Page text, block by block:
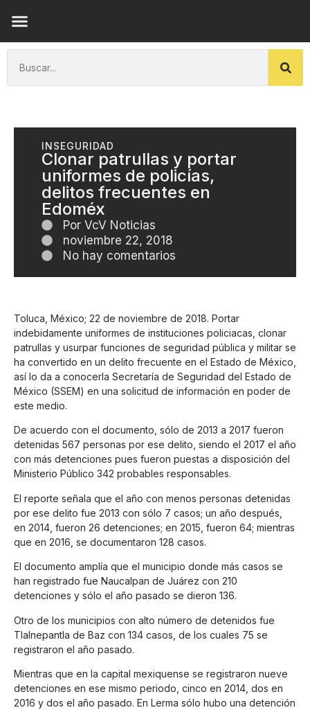
INSEGURIDAD
Clonar patrullas y portar
uniformes de policías,
delitos frecuentes en
Edoméx
Por VcV Noticias
noviembre 22, 2018
No hay comentarios
Toluca, México; 22 de noviembre de 2018. Portar
indebidamente uniformes de instituciones policiacas, clonar
patrullas y usurpar funciones de seguridad pública y militar se
ha convertido en un delito frecuente en el Estado de México,
así lo da a conocerla Secretaría de Seguridad del Estado de
México (SSEM) en una solicitud de información en poder de
este medio.
De acuerdo con el documento, sólo de 2013 a 2017 fueron
detenidas 567 personas por ese delito, siendo el 2017 el año
con más detenciones pues fueron puestas a disposición del
Ministerio Público 342 probables responsables.
El reporte señala que el año con menos personas detenidas
por ese delito fue 2013 con sólo 7 casos; un año después,
en 2014, fueron 26 detenciones; en 2015, fueron 64; mientras
que en 2016, se documentaron 128 casos.
El documento amplía que el municipio donde más casos se
han registrado fue Naucalpan de Juárez con 210
detenciones y sólo el año pasado se dieron 136.
Otro de los municipios con alto número de detenidos fue
Tlalnepantla de Baz con 134 casos, de los cuales 75 se
registraron el año pasado.
Mientras que en la capital mexiquense se registraron nueve
detenciones en ese mismo periodo, cinco en 2014, dos en
2016 y dos el año pasado. En Lerma sólo hubo una detención